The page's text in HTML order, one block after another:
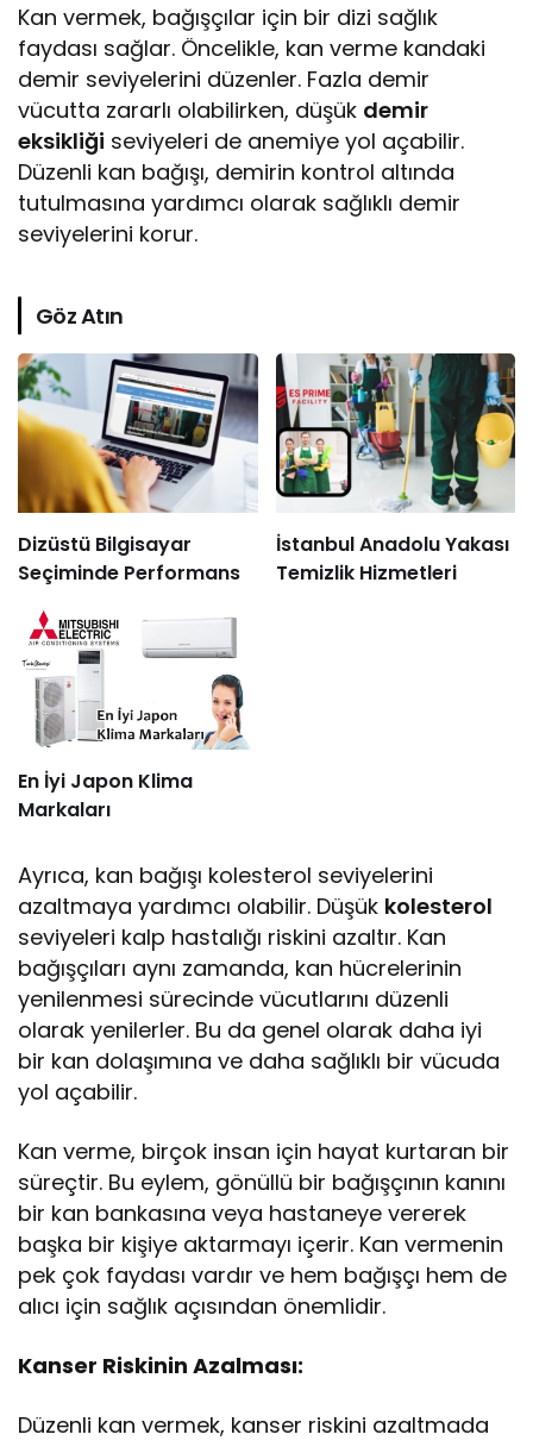
Kan vermek, bağışçılar için bir dizi sağlık
faydası sağlar. Öncelikle, kan verme kandaki
demir seviyelerini düzenler. Fazla demir
vücutta zararlı olabilirken, düşük demir
eksikliği seviyeleri de anemiye yol açabilir.
Düzenli kan bağışı, demirin kontrol altında
tutulmasına yardımcı olarak sağlıklı demir
seviyelerini korur.
Göz Atın
Dizüstü Bilgisayar
Seçiminde Performans
İstanbul Anadolu Yakası
Temizlik Hizmetleri
En İyi Japon Klima
Markaları
Ayrıca, kan bağışı kolesterol seviyelerini
azaltmaya yardımcı olabilir. Düşük kolesterol
seviyeleri kalp hastalığı riskini azaltır. Kan
bağışçıları aynı zamanda, kan hücrelerinin
yenilenmesi sürecinde vücutlarını düzenli
olarak yenilerler. Bu da genel olarak daha iyi
bir kan dolaşımına ve daha sağlıklı bir vücuda
yol açabilir.
Kan verme, birçok insan için hayat kurtaran bir
süreçtir. Bu eylem, gönüllü bir bağışçının kanını
bir kan bankasına veya hastaneye vererek
başka bir kişiye aktarmayı içerir. Kan vermenin
pek çok faydası vardır ve hem bağışçı hem de
alıcı için sağlık açısından önemlidir.
Kanser Riskinin Azalması:
Düzenli kan vermek, kanser riskini azaltmada